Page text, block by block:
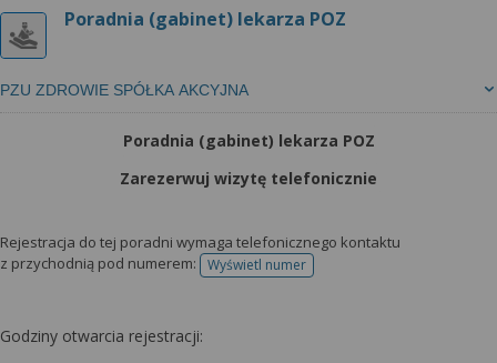
Poradnia (gabinet) lekarza POZ
PZU ZDROWIE SPÓŁKA AKCYJNA
Poradnia (gabinet) lekarza POZ
Zarezerwuj wizytę telefonicznie
Rejestracja do tej poradni wymaga telefonicznego kontaktu
z przychodnią pod numerem:
Wyświetl numertelefonu do rejestracji
Godziny otwarcia rejestracji:
możesz też wycofać zgodę na przetwarzanie Twoich
danych tylko w niektórych celach. Jeżeli chcesz
dowiedzieć się więcej lub chcesz przeprowadzić
konfigurację szczegółową, to możesz tego dokonać
za pomocą „Ustawień zaawansowanych”.
Więcej informacji na temat wykorzystywania
narzędzi zewnętrznych w naszym serwisie